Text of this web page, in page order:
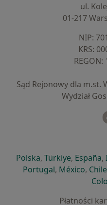
ul.
01-217
NIP:
KRS:
REGON:
Sąd Rejonowy dla m.st.
Wydział
Polskaotwiera się w
, Türkiyeotwiera
, España,
Portugalotwiera się w
, México, Chile
Płatności